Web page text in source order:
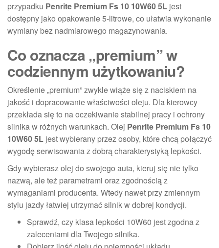
przypadku Penrite Premium Fs 10 10W60 5L jest
dostępny jako opakowanie 5-litrowe, co ułatwia wykonanie
wymiany bez nadmiarowego magazynowania.
Co oznacza „premium” w
codziennym użytkowaniu?
Określenie „premium” zwykle wiąże się z naciskiem na
jakość i dopracowanie właściwości oleju. Dla kierowcy
przekłada się to na oczekiwanie stabilnej pracy i ochrony
silnika w różnych warunkach. Olej Penrite Premium Fs 10
10W60 5L jest wybierany przez osoby, które chcą połączyć
wygodę serwisowania z dobrą charakterystyką lepkości.
Gdy wybierasz olej do swojego auta, kieruj się nie tylko
nazwą, ale też parametrami oraz zgodnością z
wymaganiami producenta. Wtedy nawet przy zmiennym
stylu jazdy łatwiej utrzymać silnik w dobrej kondycji.
Sprawdź, czy klasa lepkości 10W60 jest zgodna z
zaleceniami dla Twojego silnika.